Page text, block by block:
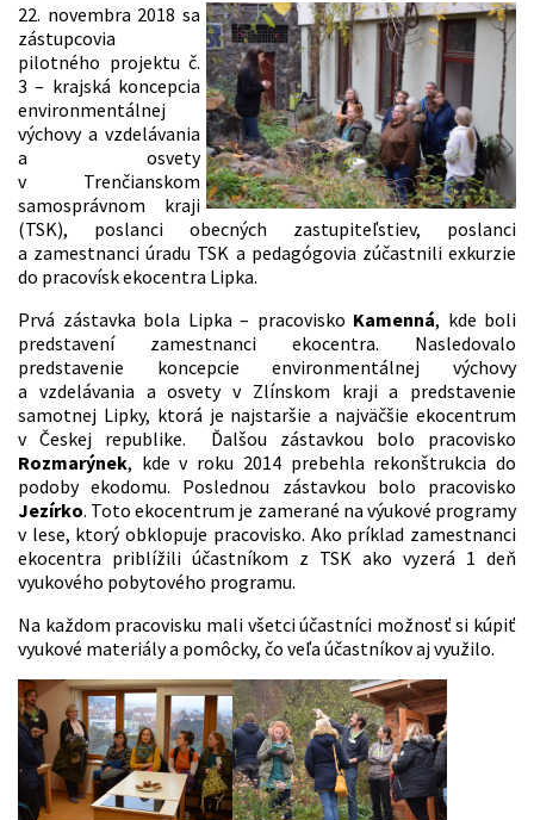
22. novembra 2018 sa
zástupcovia
pilotného projektu č.
3 – krajská koncepcia
environmentálnej
výchovy a vzdelávania
a osvety
v Trenčianskom
samosprávnom kraji
(TSK), poslanci obecných zastupiteľstiev, poslanci
a zamestnanci úradu TSK a pedagógovia zúčastnili exkurzie
do pracovísk ekocentra Lipka.
Prvá zástavka bola Lipka – pracovisko Kamenná, kde boli
predstavení zamestnanci ekocentra. Nasledovalo
predstavenie koncepcie environmentálnej výchovy
a vzdelávania a osvety v Zlínskom kraji a predstavenie
samotnej Lipky, ktorá je najstaršie a najväčšie ekocentrum
v Českej republike. Ďalšou zástavkou bolo pracovisko
Rozmarýnek, kde v roku 2014 prebehla rekonštrukcia do
podoby ekodomu. Poslednou zástavkou bolo pracovisko
Jezírko. Toto ekocentrum je zamerané na výukové programy
v lese, ktorý obklopuje pracovisko. Ako príklad zamestnanci
ekocentra priblížili účastníkom z TSK ako vyzerá 1 deň
vyukového pobytového programu.
Na každom pracovisku mali všetci účastníci možnosť si kúpiť
vyukové materiály a pomôcky, čo veľa účastníkov aj využilo.